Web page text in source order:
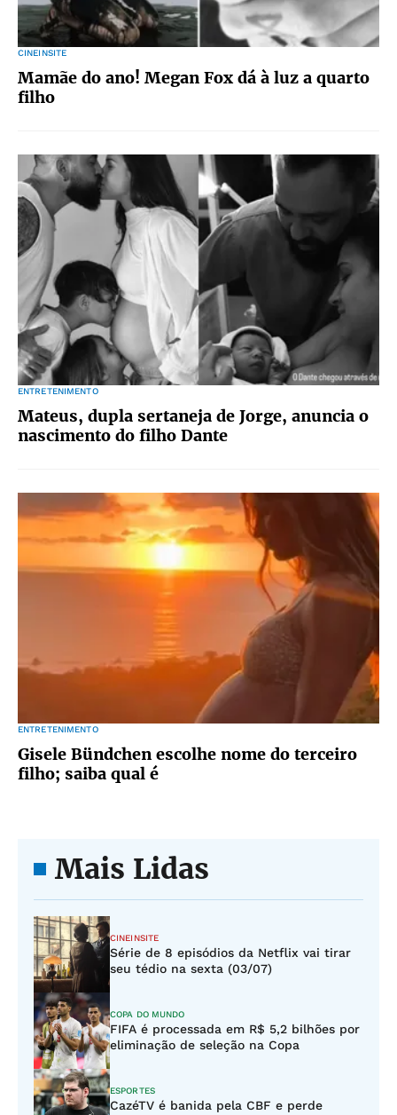
CINEINSITE
Mamãe do ano! Megan Fox dá à luz a quarto
filho
ENTRETENIMENTO
Mateus, dupla sertaneja de Jorge, anuncia o
nascimento do filho Dante
ENTRETENIMENTO
Gisele Bündchen escolhe nome do terceiro
filho; saiba qual é
Mais Lidas
CINEINSITE
Série de 8 episódios da Netflix vai tirar
seu tédio na sexta (03/07)
COPA DO MUNDO
FIFA é processada em R$ 5,2 bilhões por
eliminação de seleção na Copa
ESPORTES
CazéTV é banida pela CBF e perde